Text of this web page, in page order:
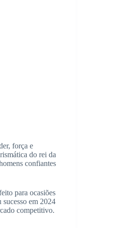
força e
do rei da
confiantes
para ocasiões
sucesso em 2024
competitivo.